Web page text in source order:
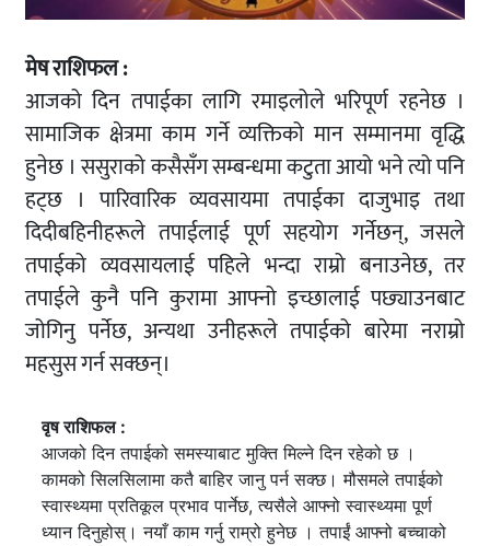
मेष राशिफल :
आजको दिन तपाईका लागि रमाइलोले भरिपूर्ण रहनेछ ।
सामाजिक क्षेत्रमा काम गर्ने व्यक्तिको मान सम्मानमा वृद्धि
हुनेछ । ससुराको कसैसँग सम्बन्धमा कटुता आयो भने त्यो पनि
हट्छ । पारिवारिक व्यवसायमा तपाईका दाजुभाइ तथा
दिदीबहिनीहरूले तपाईलाई पूर्ण सहयोग गर्नेछन्, जसले
तपाईको व्यवसायलाई पहिले भन्दा राम्रो बनाउनेछ, तर
तपाईले कुनै पनि कुरामा आफ्नो इच्छालाई पछ्याउनबाट
जोगिनु पर्नेछ, अन्यथा उनीहरूले तपाईको बारेमा नराम्रो
महसुस गर्न सक्छन्।
वृष राशिफल :
आजको दिन तपाईको समस्याबाट मुक्ति मिल्ने दिन रहेको छ ।
कामको सिलसिलामा कतै बाहिर जानु पर्न सक्छ। मौसमले तपाईको
स्वास्थ्यमा प्रतिकूल प्रभाव पार्नेछ, त्यसैले आफ्नो स्वास्थ्यमा पूर्ण
ध्यान दिनुहोस्। नयाँ काम गर्नु राम्रो हुनेछ । तपाईं आफ्नो बच्चाको